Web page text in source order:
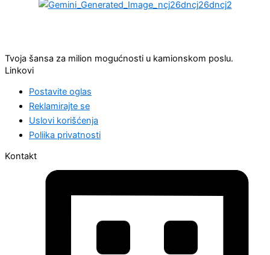
Tvoja šansa za milion mogućnosti u kamionskom poslu.
Linkovi
Postavite oglas
Reklamirajte se
Uslovi korišćenja
Poliika privatnosti
Kontakt